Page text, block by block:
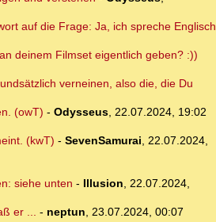
auf die Frage: Ja, ich spreche Englisch
deinem Filmset eigentlich geben? :))
verneinen, also die, die Du
(owT) - Odysseus, 22.07.2024, 19:02
(kwT) - SevenSamurai, 22.07.2024,
siehe unten - Illusion, 22.07.2024,
er ... - neptun, 23.07.2024, 00:07